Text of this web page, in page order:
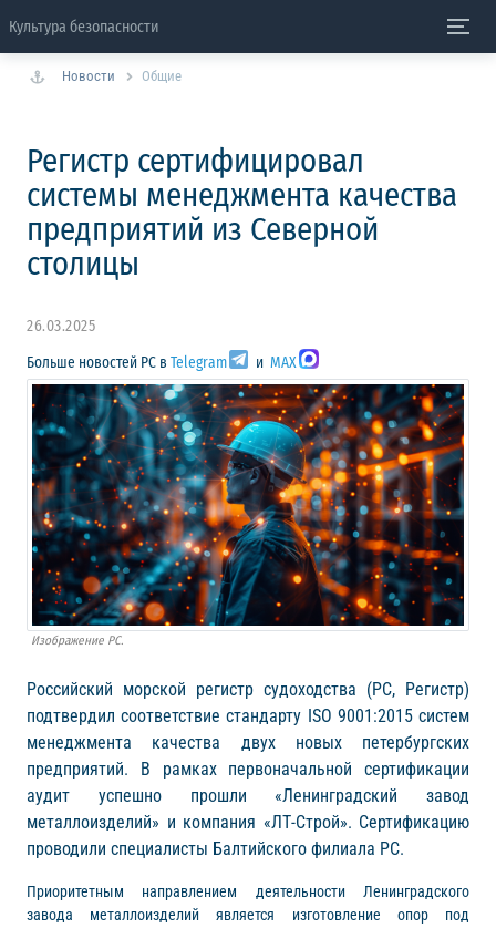
Культура безопасности
Новости Общие
Регистр сертифицировал
системы менеджмента качества
предприятий из Северной
столицы
26.03.2025
Больше новостей РС в Telegram и MAX
Изображение РС.
Российский морской регистр судоходства (РС, Регистр)
подтвердил соответствие стандарту ISO 9001:2015 систем
менеджмента качества двух новых петербургских
предприятий. В рамках первоначальной сертификации
аудит успешно прошли «Ленинградский завод
металлоизделий» и компания «ЛТ-Строй». Сертификацию
проводили специалисты Балтийского филиала РС.
Приоритетным направлением деятельности Ленинградского
завода металлоизделий является изготовление опор под